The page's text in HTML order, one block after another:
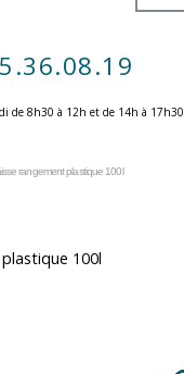
de 8h30 à 12h et de 14h à 17h30
rangement plastique 100l
100l